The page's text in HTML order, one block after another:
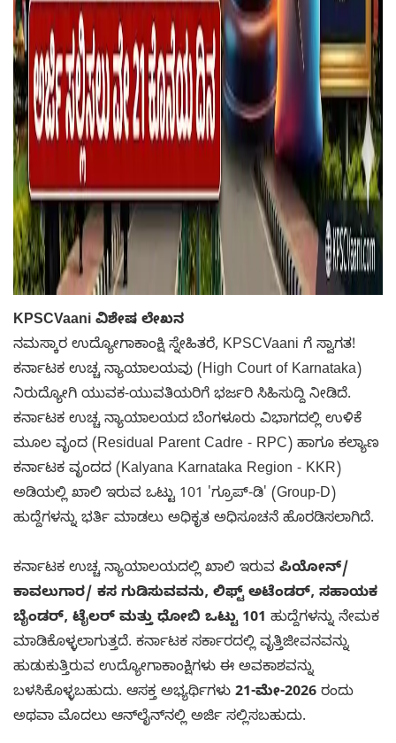
KPSCVaani ವಿಶೇಷ ಲೇಖನ
ನಮಸ್ಕಾರ ಉದ್ಯೋಗಾಕಾಂಕ್ಷಿ ಸ್ನೇಹಿತರೆ, KPSCVaani ಗೆ ಸ್ವಾಗತ!
ಕರ್ನಾಟಕ ಉಚ್ಚ ನ್ಯಾಯಾಲಯವು (High Court of Karnataka)
ನಿರುದ್ಯೋಗಿ ಯುವಕ-ಯುವತಿಯರಿಗೆ ಭರ್ಜರಿ ಸಿಹಿಸುದ್ದಿ ನೀಡಿದೆ.
ಕರ್ನಾಟಕ ಉಚ್ಚ ನ್ಯಾಯಾಲಯದ ಬೆಂಗಳೂರು ವಿಭಾಗದಲ್ಲಿ ಉಳಿಕೆ
ಮೂಲ ವೃಂದ (Residual Parent Cadre - RPC) ಹಾಗೂ ಕಲ್ಯಾಣ
ಕರ್ನಾಟಕ ವೃಂದದ (Kalyana Karnataka Region - KKR)
ಅಡಿಯಲ್ಲಿ ಖಾಲಿ ಇರುವ ಒಟ್ಟು 101 'ಗ್ರೂಪ್-ಡಿ' (Group-D)
ಹುದ್ದೆಗಳನ್ನು ಭರ್ತಿ ಮಾಡಲು ಅಧಿಕೃತ ಅಧಿಸೂಚನೆ ಹೊರಡಿಸಲಾಗಿದೆ.
ಕರ್ನಾಟಕ ಉಚ್ಚ ನ್ಯಾಯಾಲಯದಲ್ಲಿ ಖಾಲಿ ಇರುವ ಪಿಯೋನ್/
ಕಾವಲುಗಾರ/ ಕಸ ಗುಡಿಸುವವನು, ಲಿಫ್ಟ್ ಅಟೆಂಡರ್, ಸಹಾಯಕ
ಬೈಂಡರ್, ಟೈಲರ್ ಮತ್ತು ಧೋಬಿ ಒಟ್ಟು 101 ಹುದ್ದೆಗಳನ್ನು ನೇಮಕ
ಮಾಡಿಕೊಳ್ಳಲಾಗುತ್ತದೆ. ಕರ್ನಾಟಕ ಸರ್ಕಾರದಲ್ಲಿ ವೃತ್ತಿಜೀವನವನ್ನು
ಹುಡುಕುತ್ತಿರುವ ಉದ್ಯೋಗಾಕಾಂಕ್ಷಿಗಳು ಈ ಅವಕಾಶವನ್ನು
ಬಳಸಿಕೊಳ್ಳಬಹುದು. ಆಸಕ್ತ ಅಭ್ಯರ್ಥಿಗಳು 21-ಮೇ-2026 ರಂದು
ಅಥವಾ ಮೊದಲು ಆನ್‌ಲೈನ್‌ನಲ್ಲಿ ಅರ್ಜಿ ಸಲ್ಲಿಸಬಹುದು.